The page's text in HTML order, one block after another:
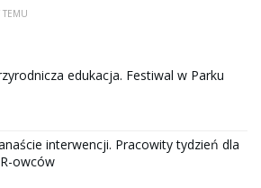
edukacja. Festiwal w Parku
interwencji. Pracowity tydzień dla
owców